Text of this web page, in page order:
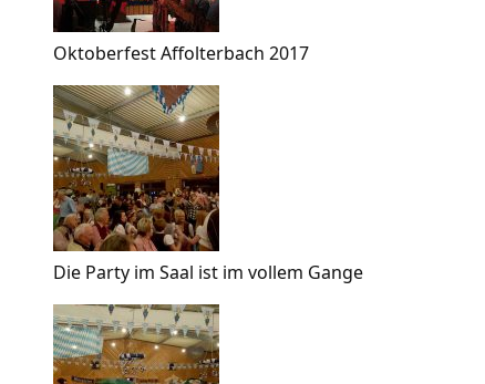
Oktoberfest Affolterbach 2017
Die Party im Saal ist im vollem Gange